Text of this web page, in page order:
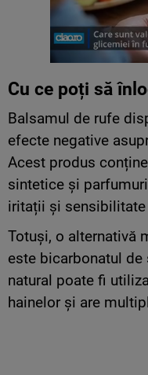
Cu ce poți să
Balsamul de rufe
efecte negative
Acest produs
sintetice și
iritații și
Totuși, o alternativă
este bicarbonatul
natural poate fi
hainelor și are